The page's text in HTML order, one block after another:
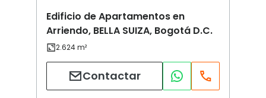
Edificio de Apartamentos en
Arriendo, BELLA SUIZA, Bogotá D.C.
Contactar